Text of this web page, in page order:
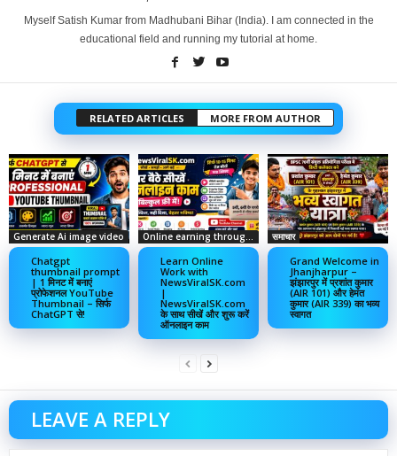
Myself Satish Kumar from Madhubani Bihar (India). I am connected in the
educational field and running my tutorial at home.
RELATED ARTICLES MORE FROM AUTHOR
Generate Ai image video
Chatgpt
thumbnail prompt
| 1 मिनट में बनाएं
प्रोफेशनल YouTube
Thumbnail – सिर्फ
ChatGPT से!
Online earning through social media
Learn Online
Work with
NewsViralSK.com
|
NewsViralSK.com
के साथ सीखें और शुरू करें
ऑनलाइन काम
समाचार
Grand Welcome in
Jhanjharpur –
झंझारपुर में प्रशांत कुमार
(AIR 101) और हेमंत
कुमार (AIR 339) का भव्य
स्वागत
LEAVE A REPLY